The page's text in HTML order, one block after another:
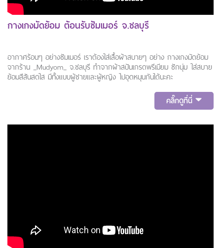
กางเกงมัดย้อม ต้อนรับซัมเมอร์ จ.ชลบุรี
อากาศร้อนๆ อย่างซัมเมอร์ เราต้องใส่เสื้อผ้าสบายๆ อย่าง กางเกงมัดย้อม
จากร้าน _Mudyom_ จ.ชลบุรี ทำจากผ้าสปันเกรดพรีเมียม ซักนุ่ม ใส่สบาย
ย้อมสีสันสดใส มีทั้งแบบผู้ชายและผู้หญิง ไปอุดหนุนกันได้นะคะ
คลิ๊กดูที่นี่